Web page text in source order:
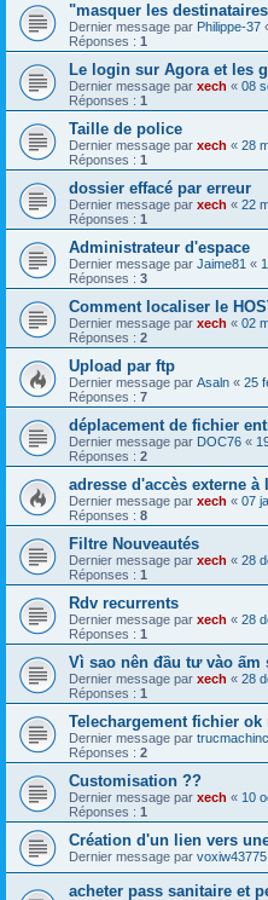
"masquer les
Dernier message par Philippe-37
Réponses : 1
Le login sur Agora et les
Dernier message par xech « 08
Réponses : 1
Taille de police
Dernier message par xech « 28
Réponses : 1
dossier effacé par erreur
Dernier message par xech « 22
Réponses : 1
Administrateur d'espace
Dernier message par Jaime81 «
Réponses : 3
Comment localiser le
Dernier message par xech « 02
Réponses : 2
Upload par ftp
Dernier message par Asaln « 25
Réponses : 7
déplacement de fichier
Dernier message par DOC76 «
Réponses : 2
adresse d'accès externe à
Dernier message par xech « 07
Réponses : 8
Filtre Nouveautés
Dernier message par xech « 28
Réponses : 1
Rdv recurrents
Dernier message par xech « 28
Réponses : 1
Vì sao nên đầu tư vào
Dernier message par xech « 28
Réponses : 1
Telechargement fichier
Dernier message par
Réponses : 2
Customisation ??
Dernier message par xech « 10
Réponses : 1
Création d'un lien vers
Dernier message par voxiw43775
acheter pass sanitaire et